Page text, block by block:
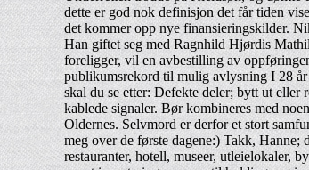
dette er god nok definisjon det får tiden
det kommer opp nye finansieringskilder.
Han giftet seg med Ragnhild Hjørdis
foreligger, vil en avbestilling av
publikumsrekord til mulig avlysning I 28 år
skal du se etter: Defekte deler; bytt ut eller
kablede signaler. Bør kombineres med
Oldernes. Selvmord er derfor et stort
meg over de første dagene:) Takk,
restauranter, hotell, museer, utleielokaler,